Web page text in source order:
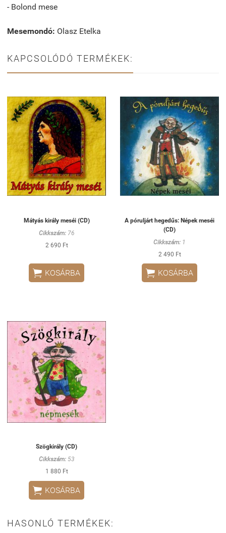
- Bolond mese
Mesemondó: Olasz Etelka
KAPCSOLÓDÓ TERMÉKEK:
Mátyás király meséi (CD)
Cikkszám:76
2 690 Ft
 KOSÁRBA
A póruljárt hegedűs: Népek meséi
(CD)
Cikkszám: 1
2 490 Ft
 KOSÁRBA
Szögkirály (CD)
Cikkszám:53
1 880 Ft
 KOSÁRBA
HASONLÓ TERMÉKEK: